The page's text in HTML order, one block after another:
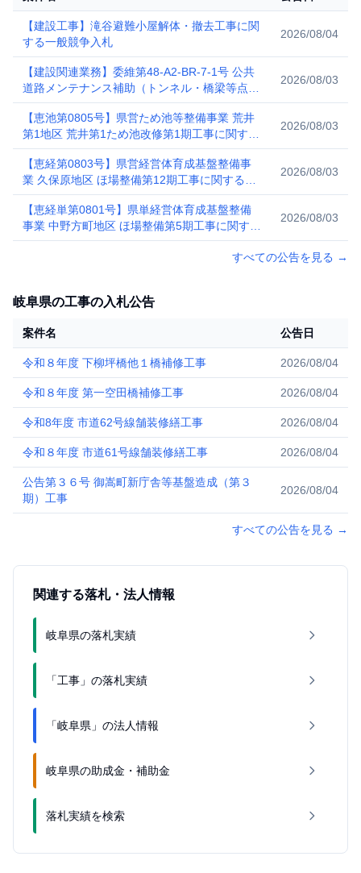
【建設工事】滝谷避難小屋解体・撤去工事に関
する一般競争入札
2026/08/04
【建設関連業務】委維第48-A2-BR-7-1号 公共
道路メンテナンス補助（トンネル・橋梁等点検
調査）委託に関する一般競争入札公告
2026/08/03
【恵池第0805号】県営ため池等整備事業 荒井
第1地区 荒井第1ため池改修第1期工事に関する
一般競争入札公告
2026/08/03
【恵経第0803号】県営経営体育成基盤整備事
業 久保原地区 ほ場整備第12期工事に関する一
般競争入札公告
2026/08/03
【恵経単第0801号】県単経営体育成基盤整備
事業 中野方町地区 ほ場整備第5期工事に関する
一般競争入札公告
2026/08/03
すべての公告を見る →
岐阜県の工事の入札公告
案件名 公告日
令和８年度 下柳坪橋他１橋補修工事 2026/08/04
令和８年度 第一空田橋補修工事 2026/08/04
令和8年度 市道62号線舗装修繕工事 2026/08/04
令和８年度 市道61号線舗装修繕工事 2026/08/04
公告第３６号 御嵩町新庁舎等基盤造成（第３
期）工事
2026/08/04
すべての公告を見る →
関連する落札・法人情報
岐阜県の落札実績
「工事」の落札実績
「岐阜県」の法人情報
岐阜県の助成金・補助金
落札実績を検索